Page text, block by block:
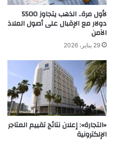
لأول مرة.. الذهب يتجاوز 5500
دولار مع الإقبال على أصول الملاذ
الآمن
29 يناير، 2026
«التجارة»: إعلان نتائج تقييم المتاجر
الإلكترونية